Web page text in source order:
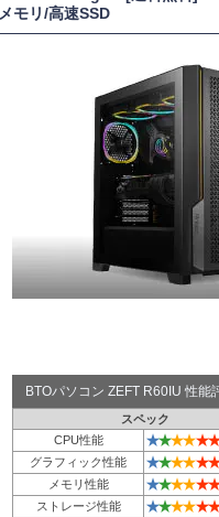
メモリ/高速SSD
BTOパソコン ZEFT R60IU 性能
スペック
CPU性能
★★★★★★
グラフィック性能 ★★★★★★
メモリ性能 ★★★★★★
ストレージ性能 ★★★★★★